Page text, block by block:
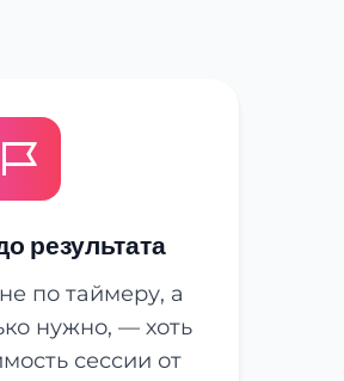
результата
по таймеру, а
нужно, — хоть
сессии от